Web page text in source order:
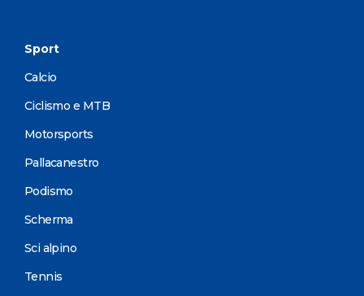
Sport
Calcio
Ciclismo e MTB
Motorsports
Pallacanestro
Podismo
Scherma
Sci alpino
Tennis